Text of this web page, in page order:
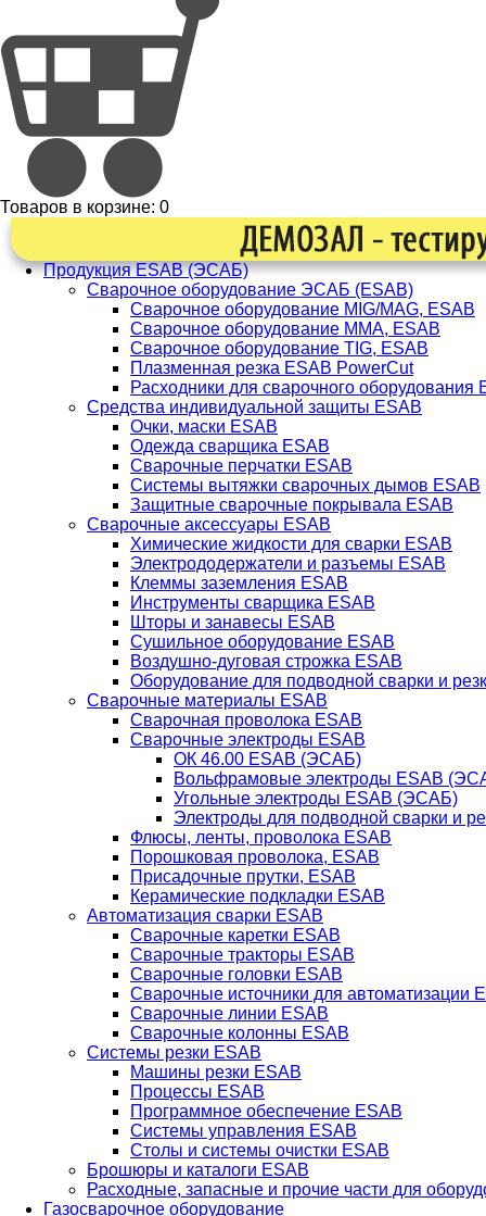
Товаров в корзине: 0
Продукция ESAB (ЭСАБ)
Сварочное оборудование ЭСАБ (ESAB)
Сварочное оборудование MIG/MAG, ESAB
Сварочное оборудование ММА, ESAB
Сварочное оборудование TIG, ESAB
Плазменная резка ESAB PowerCut
Расходники для сварочного оборудования
Средства индивидуальной защиты ESAB
Очки, маски ESAB
Одежда сварщика ESAB
Сварочные перчатки ESAB
Системы вытяжки сварочных дымов ESAB
Защитные сварочные покрывала ESAB
Сварочные аксессуары ESAB
Химические жидкости для сварки ESAB
Электрододержатели и разъемы ESAB
Клеммы заземления ESAB
Инструменты сварщика ESAB
Шторы и занавесы ESAB
Сушильное оборудование ESAB
Воздушно-дуговая строжка ESAB
Оборудование для подводной сварки и
Сварочные материалы ESAB
Сварочная проволока ESAB
Сварочные электроды ESAB
ОК 46.00 ESAB (ЭСАБ)
Вольфрамовые электроды ESAB
Угольные электроды ESAB (ЭСАБ)
Электроды для подводной сварки и
Флюсы, ленты, проволока ESAB
Порошковая проволока, ESAB
Присадочные прутки, ESAB
Керамические подкладки ESAB
Автоматизация сварки ESAB
Сварочные каретки ESAB
Сварочные тракторы ESAB
Сварочные головки ESAB
Сварочные источники для автоматизации
Сварочные линии ESAB
Сварочные колонны ESAB
Системы резки ESAB
Машины резки ESAB
Процессы ESAB
Программное обеспечение ESAB
Системы управления ESAB
Столы и системы очистки ESAB
Брошюры и каталоги ESAB
Расходные, запасные и прочие части для
Газосварочное оборудование